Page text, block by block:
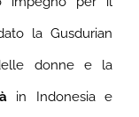
la Gusdurian
donne e la
in Indonesia e